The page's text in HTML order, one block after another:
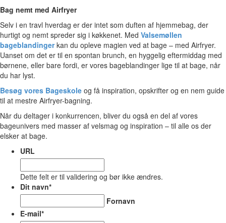
Bag nemt med Airfryer
Selv i en travl hverdag er der intet som duften af hjemmebag, der
hurtigt og nemt spreder sig i køkkenet. Med Valsemøllen
bageblandingerkan du opleve magien ved at bage – med Airfryer.
Uanset om det er til en spontan brunch, en hyggelig eftermiddag med
børnene, eller bare fordi, er vores bageblandinger lige til at bage, når
du har lyst.
Besøg vores Bageskole og få inspiration, opskrifter og en nem guide
til at mestre Airfryer-bagning.
Når du deltager i konkurrencen, bliver du også en del af vores
bageunivers med masser af velsmag og inspiration – til alle os der
elsker at bage.
URL
Dette felt er til validering og bør ikke ændres.
Dit navn*
Fornavn
E-mail*